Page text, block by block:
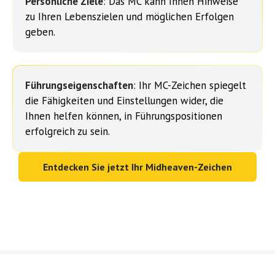
zu Ihren Lebenszielen und möglichen Erfolgen
geben.
Führungseigenschaften: Ihr MC-Zeichen spiegelt
die Fähigkeiten und Einstellungen wider, die
Ihnen helfen können, in Führungspositionen
erfolgreich zu sein.
Entdecken Sie jetzt Ihr Midheaven-Zeichen